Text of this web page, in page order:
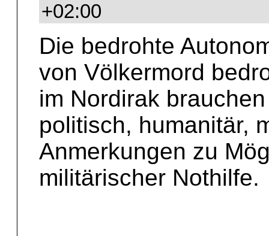
+02:00
Die bedrohte
von Völkermord
im Nordirak
politisch, humanitär,
Anmerkungen zu
militärischer Nothilfe.